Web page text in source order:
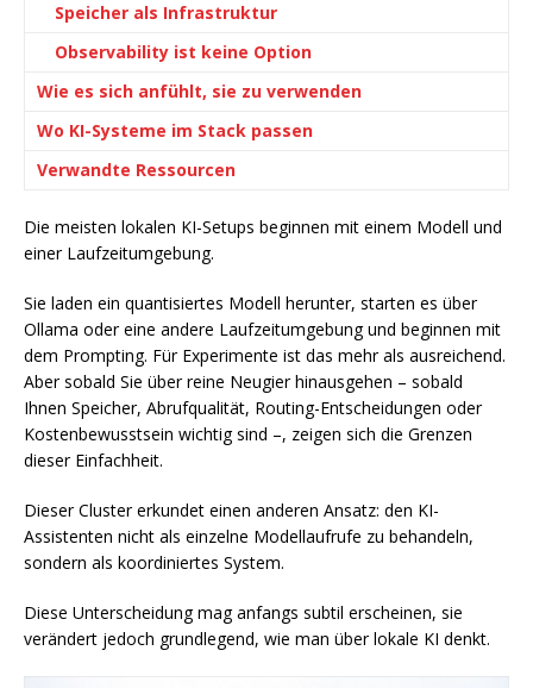
Speicher als Infrastruktur
Observability ist keine Option
Wie es sich anfühlt, sie zu verwenden
Wo KI-Systeme im Stack passen
Verwandte Ressourcen
Die meisten lokalen KI-Setups beginnen mit einem Modell und
einer Laufzeitumgebung.
Sie laden ein quantisiertes Modell herunter, starten es über
Ollama oder eine andere Laufzeitumgebung und beginnen mit
dem Prompting. Für Experimente ist das mehr als ausreichend.
Aber sobald Sie über reine Neugier hinausgehen – sobald
Ihnen Speicher, Abrufqualität, Routing-Entscheidungen oder
Kostenbewusstsein wichtig sind –, zeigen sich die Grenzen
dieser Einfachheit.
Dieser Cluster erkundet einen anderen Ansatz: den KI-
Assistenten nicht als einzelne Modellaufrufe zu behandeln,
sondern als koordiniertes System.
Diese Unterscheidung mag anfangs subtil erscheinen, sie
verändert jedoch grundlegend, wie man über lokale KI denkt.